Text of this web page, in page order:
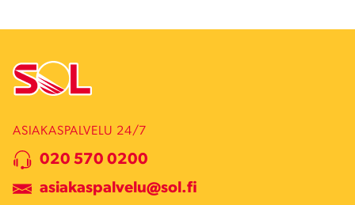
ASIAKASPALVELU 24/7
020 570 0200
asiakaspalvelu@sol.fi